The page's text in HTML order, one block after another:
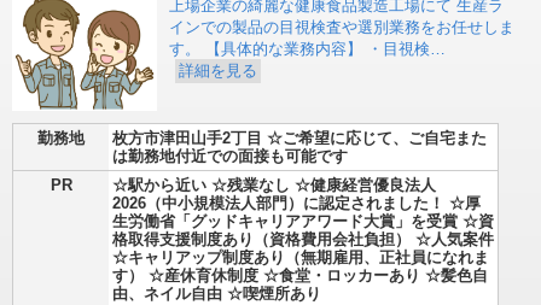
上場企業の綺麗な健康食品製造工場にて 生産ラ
インでの製品の目視検査や選別業務をお任せしま
す。 【具体的な業務内容】 ・目視検…
詳細を見る
勤務地
枚方市津田山手2丁目 ☆ご希望に応じて、ご自宅また
は勤務地付近での面接も可能です
PR
☆駅から近い ☆残業なし ☆健康経営優良法人
2026（中小規模法人部門）に認定されました！ ☆厚
生労働省「グッドキャリアアワード大賞」を受賞 ☆資
格取得支援制度あり（資格費用会社負担） ☆人気案件
☆キャリアップ制度あり（無期雇用、正社員になれま
す） ☆産休育休制度 ☆食堂・ロッカーあり ☆髪色自
由、ネイル自由 ☆喫煙所あり